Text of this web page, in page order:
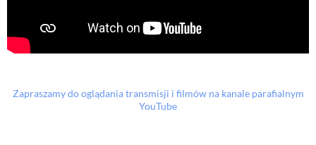
Zapraszamy do oglądania transmisji i filmów na kanale parafialnym
YouTube